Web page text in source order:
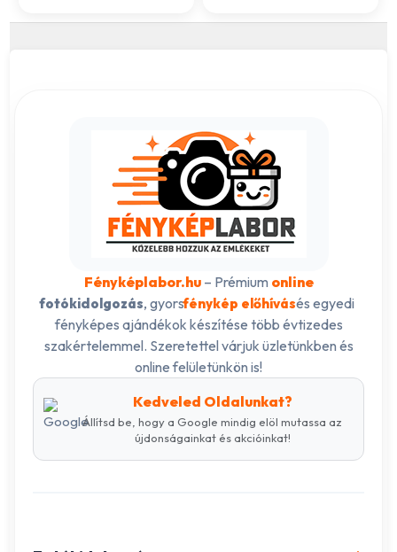
Fényképlabor.hu– Prémium online
fotókidolgozás, gyorsfénykép előhívásés egyedi
fényképes ajándékok készítése több évtizedes
szakértelemmel. Szeretettel várjuk üzletünkben és
online felületünkön is!
Kedveled Oldalunkat?
Állítsd be, hogy a Google mindig elöl mutassa az
újdonságainkat és akcióinkat!